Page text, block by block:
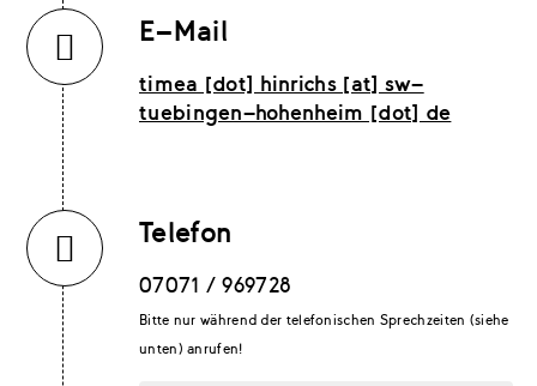
E-Mail
timea [dot] hinrichs [at] sw-
tuebingen-hohenheim [dot] de
Telefon
07071 / 969728
Bitte nur während der telefonischen Sprechzeiten (siehe
unten) anrufen!